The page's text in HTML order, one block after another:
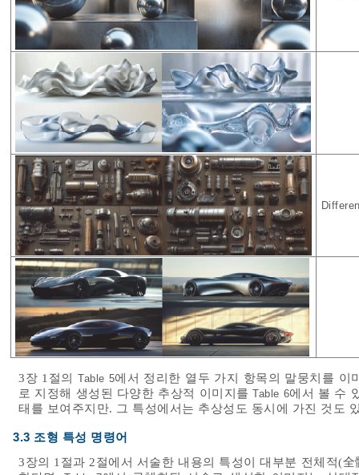
3장 1절의 Table 5에서 정리한 열두 가지 항목의 말뭉치를 이
로 지정해 생성된 다양한 추상적 이미지를Table 6에서 볼 수
태를 보여주지만. 그 특성에서는 추상성도 동시에 가진 것도
3.3 조형 특성 명령어
3장의 1절과 2절에서 서술한 내용의 특성이 대부분 전체적(